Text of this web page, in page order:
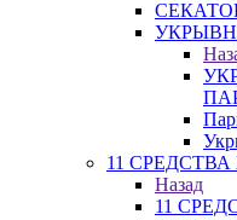
11
Назад
11